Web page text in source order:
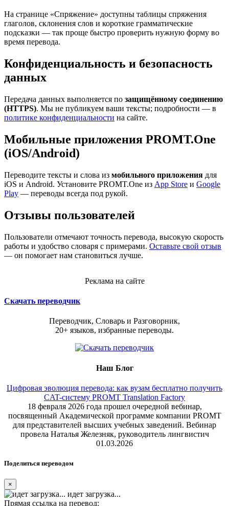
На странице «Спряжение» доступны таблицы спряжения
глаголов, склонения слов и короткие грамматические
подсказки — так проще быстро проверить нужную форму во
время перевода.
Конфиденциальность и безопасность
данных
Передача данных выполняется по защищённому соединению
(HTTPS). Мы не публикуем ваши тексты; подробности — в
политике конфиденциальности на сайте.
Мобильные приложения PROMT.One
(iOS/Android)
Переводите тексты и слова из мобильного приложения для
iOS и Android. Установите PROMT.One из App Store и Google
Play — переводы всегда под рукой.
Отзывы пользователей
Пользователи отмечают точность перевода, высокую скорость
работы и удобство словаря с примерами. Оставьте свой отзыв
— он помогает нам становиться лучше.
Реклама на сайте
Скачать переводчик
Переводчик, Словарь и Разговорник,
20+ языков, избранные переводы.
Наш Блог
Цифровая эволюция перевода: как вузам бесплатно получить
CAT-систему PROMT Translation Factory
18 февраля 2026 года прошел очередной вебинар,
посвященный Академической программе компании PROMT
для представителей высших учебных заведений. Вебинар
провела Наталья Железняк, руководитель лингвистич
01.03.2026
Поделиться переводом
×
идет загрузка...
Прямая ссылка на перевод: